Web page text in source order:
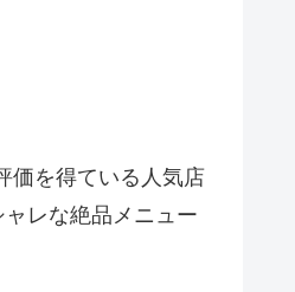
価を得ている人気店
レな絶品メニュー